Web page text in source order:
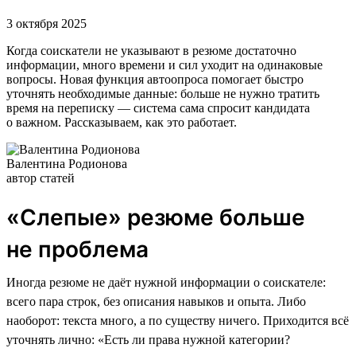
3 октября 2025
Когда соискатели не указывают в резюме достаточно
информации, много времени и сил уходит на одинаковые
вопросы. Новая функция автоопроса помогает быстро
уточнять необходимые данные: больше не нужно тратить
время на переписку — система сама спросит кандидата
о важном. Рассказываем, как это работает.
Валентина Родионова
автор статей
«Слепые» резюме больше
не проблема
Иногда резюме не даёт нужной информации о соискателе:
всего пара строк, без описания навыков и опыта. Либо
наоборот: текста много, а по существу ничего. Приходится всё
уточнять лично: «Есть ли права нужной категории?